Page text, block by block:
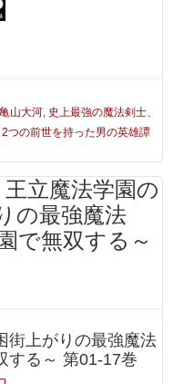
亀山大河, 史上最強の魔法剣士、
つの前世を持った男の英雄譚
立魔法学園の
の最強魔法
で無双する～
街上がりの最強魔法
する～ 第01-17巻